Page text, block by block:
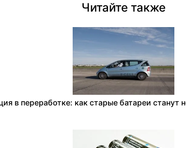
Читайте также
в переработке: как старые батареи станут